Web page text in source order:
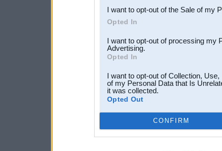
I want to opt-out of the Sale of my
Opted In
I want to opt-out of processing my
Advertising.
Opted In
I want to opt-out of Collection,
of my Personal Data that Is
it was collected.
Opted Out
CONFIRM